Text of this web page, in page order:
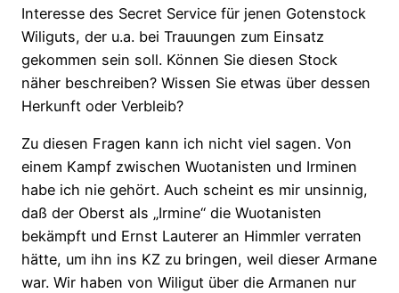
Interesse des Secret Service für jenen Gotenstock
Wiliguts, der u.a. bei Trauungen zum Einsatz
gekommen sein soll. Können Sie diesen Stock
näher beschreiben? Wissen Sie etwas über dessen
Herkunft oder Verbleib?
Zu diesen Fragen kann ich nicht viel sagen. Von
einem Kampf zwischen Wuotanisten und Irminen
habe ich nie gehört. Auch scheint es mir unsinnig,
daß der Oberst als „Irmine“ die Wuotanisten
bekämpft und Ernst Lauterer an Himmler verraten
hätte, um ihn ins KZ zu bringen, weil dieser Armane
war. Wir haben von Wiligut über die Armanen nur